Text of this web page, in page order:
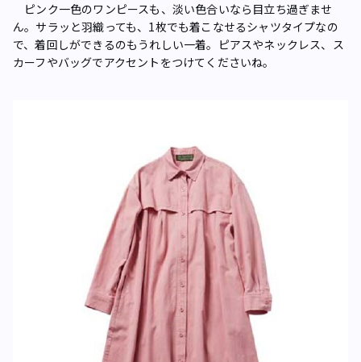
ピンク一色のワンピースも、淡い色合いなら目立ち過ぎませ
ん。サラッと羽織っても、1枚でも着こなせるシャツタイプなの
で、着回しができるのもうれしい一着。ピアスやネックレス、ス
カーフやバッグでアクセントをつけてくださいね。